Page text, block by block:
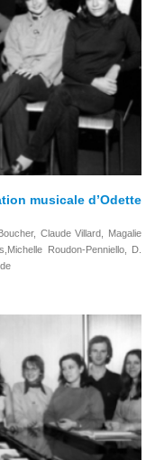
musicale d’Odette
Claude Villard, Magalie
Roudon-Penniello, D.